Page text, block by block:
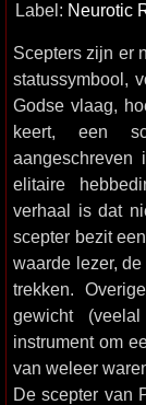
Label: Neurotic
Scepters zijn er
statussymbool,
Godse vlaag,
keert, een
aangeschreven
elitaire
verhaal is dat
scepter bezit
waarde lezer,
trekken.
gewicht
instrument om
van weleer
De scepter van